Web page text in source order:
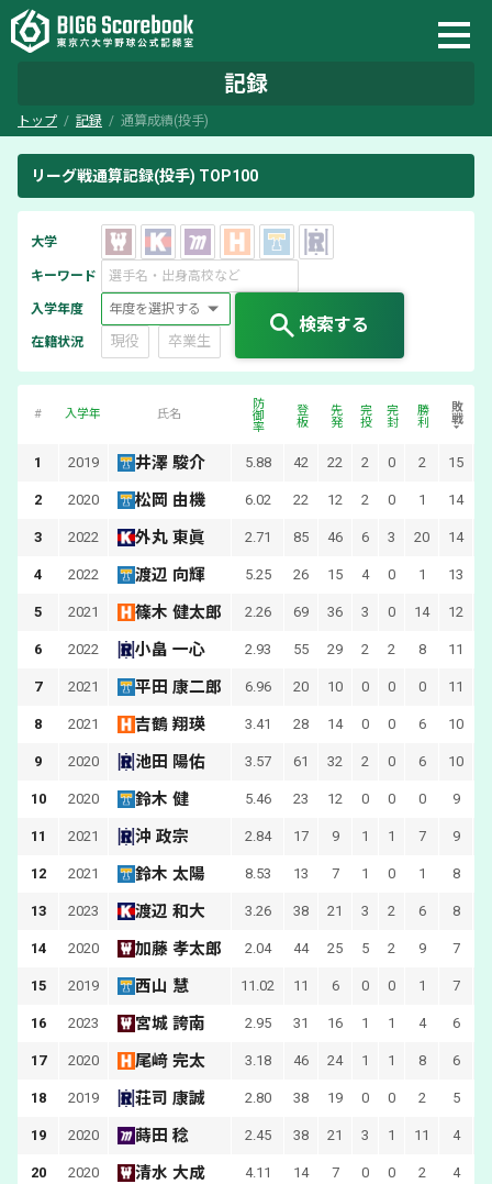
記録
トップ 記録 通算成績(投手)
リーグ戦通算記録(投手) TOP100
大学
キーワード
入学年度
在籍状況 現役 卒業生
検索する
# 入学年 氏名 防御率 登板 先発 完投 完封 勝利 敗戦
1 2019 井澤 駿介 5.88 42 22 2 0 2 15
2 2020 松岡 由機 6.02 22 12 2 0 1 14
3 2022 外丸 東眞 2.71 85 46 6 3 20 14
4 2022 渡辺 向輝 5.25 26 15 4 0 1 13
5 2021 篠木 健太郎 2.26 69 36 3 0 14 12
6 2022 小畠 一心 2.93 55 29 2 2 8 11
7 2021 平田 康二郎 6.96 20 10 0 0 0 11
8 2021 吉鶴 翔瑛 3.41 28 14 0 0 6 10
9 2020 池田 陽佑 3.57 61 32 2 0 6 10
10 2020 鈴木 健 5.46 23 12 0 0 0 9
11 2021 沖 政宗 2.84 17 9 1 1 7 9
12 2021 鈴木 太陽 8.53 13 7 1 0 1 8
13 2023 渡辺 和大 3.26 38 21 3 2 6 8
14 2020 加藤 孝太郎 2.04 44 25 5 2 9 7
15 2019 西山 慧 11.02 11 6 0 0 1 7
16 2023 宮城 誇南 2.95 31 16 1 1 4 6
17 2020 尾﨑 完太 3.18 46 24 1 1 8 6
18 2019 荘司 康誠 2.80 38 19 0 0 2 5
19 2020 蒔田 稔 2.45 38 21 3 1 11 4
20 2020 清水 大成 4.11 14 7 0 0 2 4